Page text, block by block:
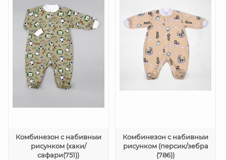
Комбинезон с набивныи
рисунком (хаки/
сафари(751))
Комбинезон с набивныи
рисунком (персик/зебра
(786))